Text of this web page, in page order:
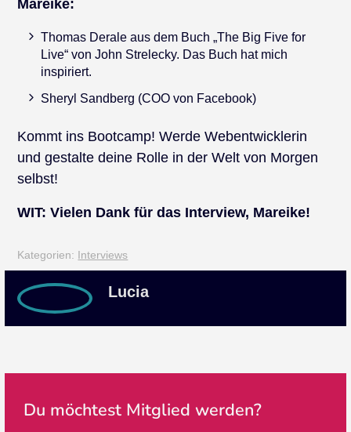
Mareike:
Thomas Derale aus dem Buch „The Big Five for
Live“ von John Strelecky. Das Buch hat mich
inspiriert.
Sheryl Sandberg (COO von Facebook)
Kommt ins Bootcamp! Werde Webentwicklerin
und gestalte deine Rolle in der Welt von Morgen
selbst!
WIT: Vielen Dank für das Interview, Mareike!
Kategorien: Interviews
Lucia
Du möchtest Mitglied werden?